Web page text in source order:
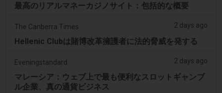
最高のリアルマネーカジノサイト：包括的な概要
The Canberra Times 2 days ago
Hellenic Clubは賭博改革擁護者に法的脅威を発する
Eveningstandard 2 days ago
マレーシア：ウェブ上で最も便利なスロットギャンブ
ル企業、真の通貨ビジネス